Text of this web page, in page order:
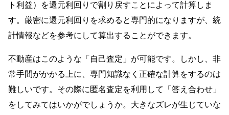
ト利益）を還元利回りで割り戻すことによって計算しま
す。厳密に還元利回りを求めると専門的になりますが、統
計情報などを参考にして算出することができます。
不動産はこのような「自己査定」が可能です。しかし、非
常手間がかかる上に、専門知識なく正確な計算をするのは
難しいです。その際に匿名査定を利用して「答え合わせ」
をしてみてはいかがでしょうか。大きなズレが生じていな